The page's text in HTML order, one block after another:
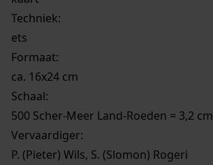
Techniek:
ets
Formaat:
ca. 16x24 cm
Schaal:
500 Scher-Meer Land-Roeden = 3,2 cm
Vervaardiger:
P. (Pieter) Wils, S. (Slomon) Rogeri